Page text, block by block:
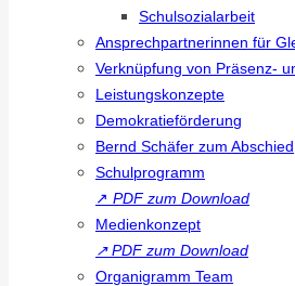
Schulsozialarbeit
Ansprechpartnerinnen für
Verknüpfung von Präsenz-
Leistungskonzepte
Demokratieförderung
Bernd Schäfer zum Abschied
Schulprogramm
↗ PDF zum Download
Medienkonzept
↗ PDF zum Download
Organigramm Team